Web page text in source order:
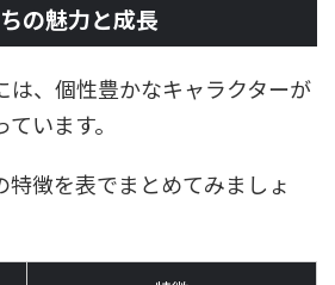
の魅力と成長
は、個性豊かなキャラクターが
います。
特徴を表でまとめてみましょ